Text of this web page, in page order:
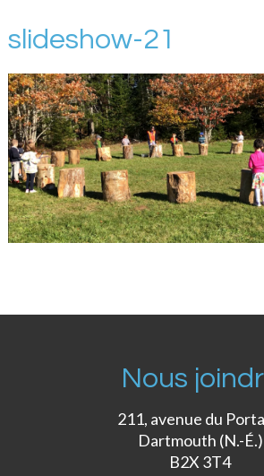
slideshow-21
Nous
211, avenue du
Dartmouth (N.-É.)
B2X 3T4